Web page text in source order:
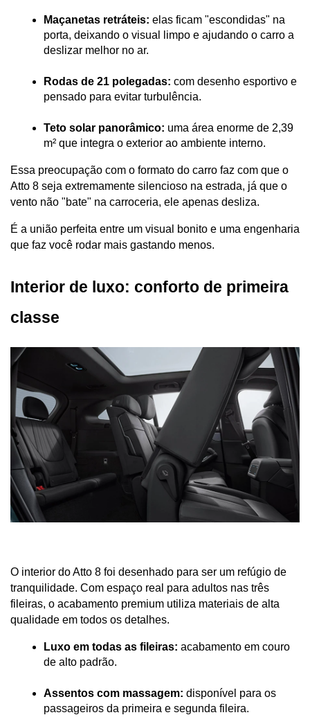
Maçanetas retráteis: elas ficam "escondidas" na
porta, deixando o visual limpo e ajudando o carro a
deslizar melhor no ar.
Rodas de 21 polegadas: com desenho esportivo e
pensado para evitar turbulência.
Teto solar panorâmico: uma área enorme de 2,39
m² que integra o exterior ao ambiente interno.
Essa preocupação com o formato do carro faz com que o
Atto 8 seja extremamente silencioso na estrada, já que o
vento não "bate" na carroceria, ele apenas desliza.
É a união perfeita entre um visual bonito e uma engenharia
que faz você rodar mais gastando menos.
Interior de luxo: conforto de primeira
classe
O interior do Atto 8 foi desenhado para ser um refúgio de
tranquilidade. Com espaço real para adultos nas três
fileiras, o acabamento premium utiliza materiais de alta
qualidade em todos os detalhes.
Luxo em todas as fileiras: acabamento em couro
de alto padrão.
Assentos com massagem: disponível para os
passageiros da primeira e segunda fileira.